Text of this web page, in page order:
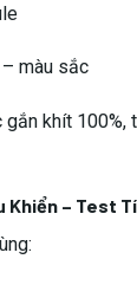
màu sắc
khít 100%,
Khiển – Test